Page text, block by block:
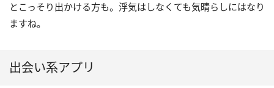
とこっそり出かける方も。浮気はしなくても気晴らしにはなり
ますね。
出会い系アプリ